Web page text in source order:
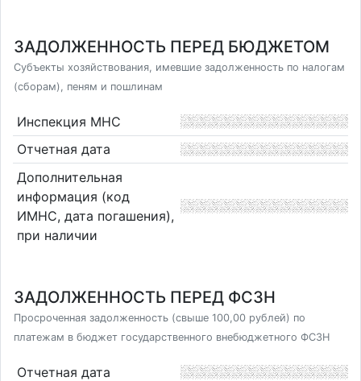
ЗАДОЛЖЕННОСТЬ ПЕРЕД БЮДЖЕТОМ
Субъекты хозяйствования, имевшие задолженность по налогам
(сборам), пеням и пошлинам
Инспекция МНС
Отчетная дата
Дополнительная
информация (код
ИМНС, дата погашения),
при наличии
ЗАДОЛЖЕННОСТЬ ПЕРЕД ФСЗН
Просроченная задолженность (свыше 100,00 рублей) по
платежам в бюджет государственного внебюджетного ФСЗН
Отчетная дата